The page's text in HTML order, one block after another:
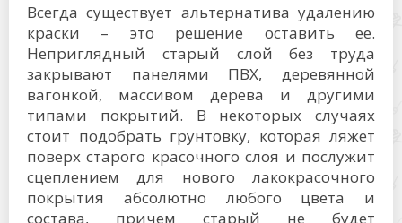
Всегда существует альтернатива удалению
краски – это решение оставить ее.
Неприглядный старый слой без труда
закрывают панелями ПВХ, деревянной
вагонкой, массивом дерева и другими
типами покрытий. В некоторых случаях
стоит подобрать грунтовку, которая ляжет
поверх старого красочного слоя и послужит
сцеплением для нового лакокрасочного
покрытия абсолютно любого цвета и
состава, причем старый не будет